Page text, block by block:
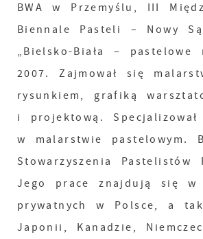
BWA w Przemyślu, III
Biennale Pasteli – Nowy
„Bielsko-Biała – pastelowe
2007. Zajmował się
rysunkiem, grafiką
i projektową.
w malarstwie pastelowym.
Stowarzyszenia Pastelistów
Jego prace znajdują się w
prywatnych w Polsce, a
Japonii, Kanadzie,